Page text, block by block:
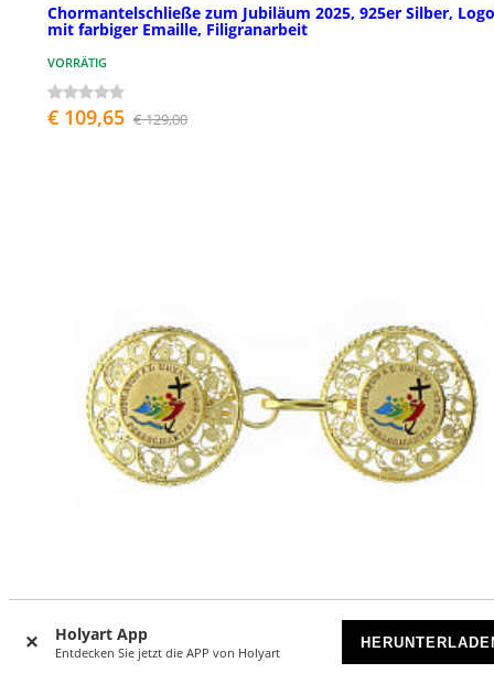
Holyart App
Entdecken Sie jetzt die APP von Holyart
Chormantelschließe zum Jubiläum 2025, 925er Silber, Logo
mit farbiger Emaille, Filigranarbeit
VORRÄTIG
€ 109,65 € 129,00
-15
Chormantelschließe zum Jubiläum 2025, 925er Silber,